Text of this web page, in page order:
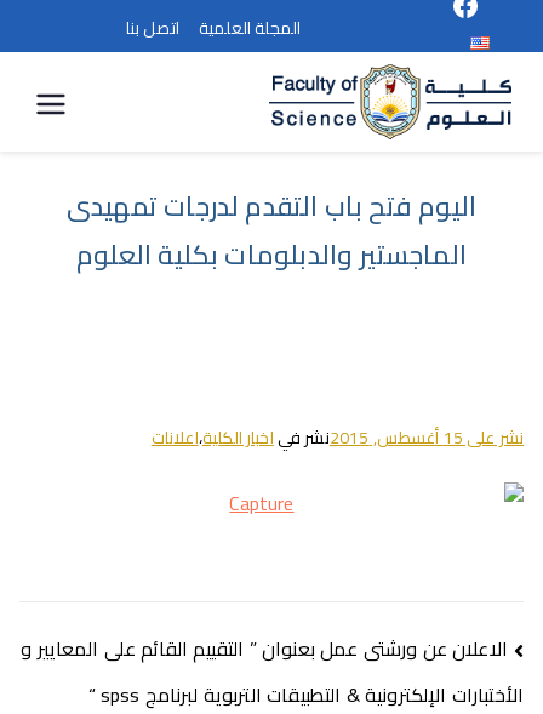
المجلة العلمية اتصل بنا
العلوم
اليوم فتح باب التقدم لدرجات تمهيدى
الماجستير والدبلومات بكلية العلوم
نشر على15 أغسطس, 2015 نشر فياخبار الكلية،اعلانات
الاعلان عن ورشتى عمل بعنوان ” التقييم القائم على المعايير و
الأختبارات الإلكترونية & التطبيقات التربوية لبرنامج spss “